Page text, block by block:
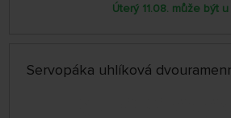
Úterý 11.08. může být u
Servopáka uhlíková